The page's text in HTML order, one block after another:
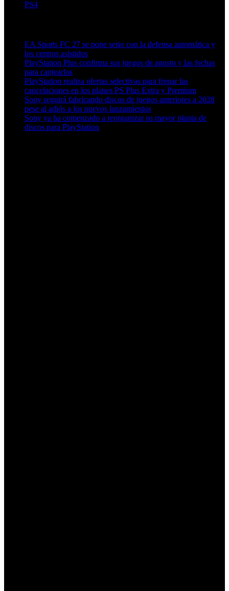
PS4
EA Sports FC 27 se pone serio con la defensa automática y
los centros asistidos
PlayStation Plus confirma sus juegos de agosto y las fechas
para canjearlos
PlayStation realiza ofertas selectivas para frenar las
cancelaciones en los planes PS Plus Extra y Premium
Sony seguirá fabricando discos de juegos anteriores a 2028
pese al adiós a los nuevos lanzamientos
Sony ya ha comenzado a reorganizar su mayor planta de
discos para PlayStation